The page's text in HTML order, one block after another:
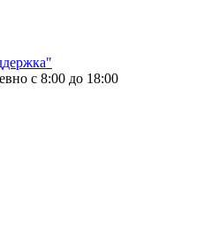
с 8:00 до 18:00